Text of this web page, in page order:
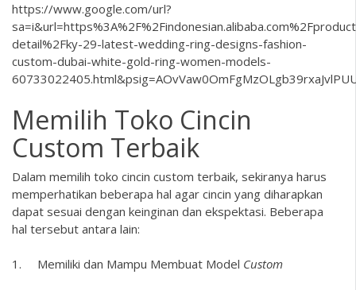
https://www.google.com/url?
detail%2Fky-29-latest-wedding-ring-designs-fashion-
custom-dubai-white-gold-ring-women-models-
Memilih Toko Cincin
Custom Terbaik
Dalam memilih toko cincin custom terbaik, sekiranya harus
memperhatikan beberapa hal agar cincin yang diharapkan
dapat sesuai dengan keinginan dan ekspektasi. Beberapa
hal tersebut antara lain:
1. Memiliki dan Mampu Membuat Model Custom